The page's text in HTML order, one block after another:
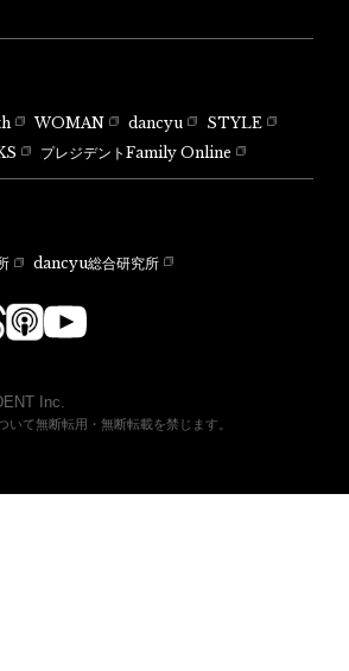
WOMAN dancyu
STYLE
プレジデントFamily Online
dancyu総合研究所
Inc.
いて無断転用・無断転載を禁じます。